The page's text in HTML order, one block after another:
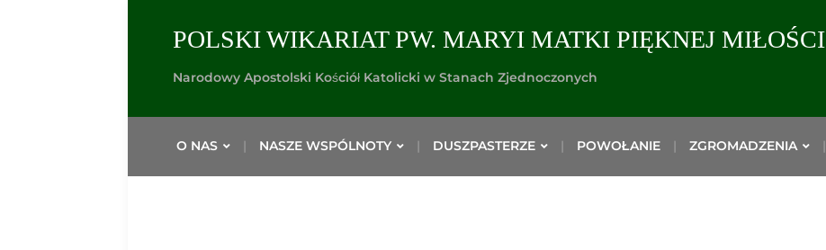
POLSKI WIKARIAT PW. MARYI MATKI PIĘKNEJ MIŁOŚCI
Narodowy Apostolski Kościół Katolicki w Stanach Zjednoczonych
O NAS NASZE WSPÓLNOTY DUSZPASTERZE POWOŁANIE ZGROMADZENIA